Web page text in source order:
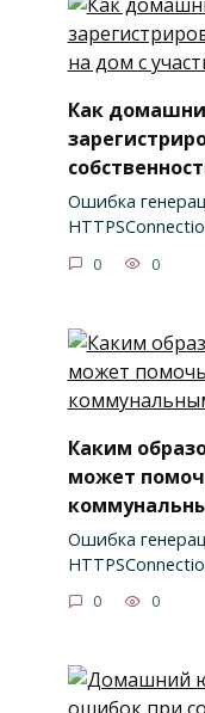
Как
Ошибка
0 0
Каким
может
Ошибка
0 0